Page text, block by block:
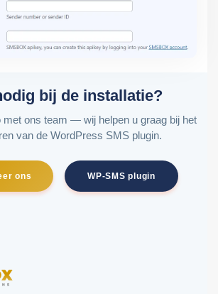
bij de installatie?
met ons team — wij helpen u graag bij het
van de WordPress SMS plugin.
ons WP-SMS plugin